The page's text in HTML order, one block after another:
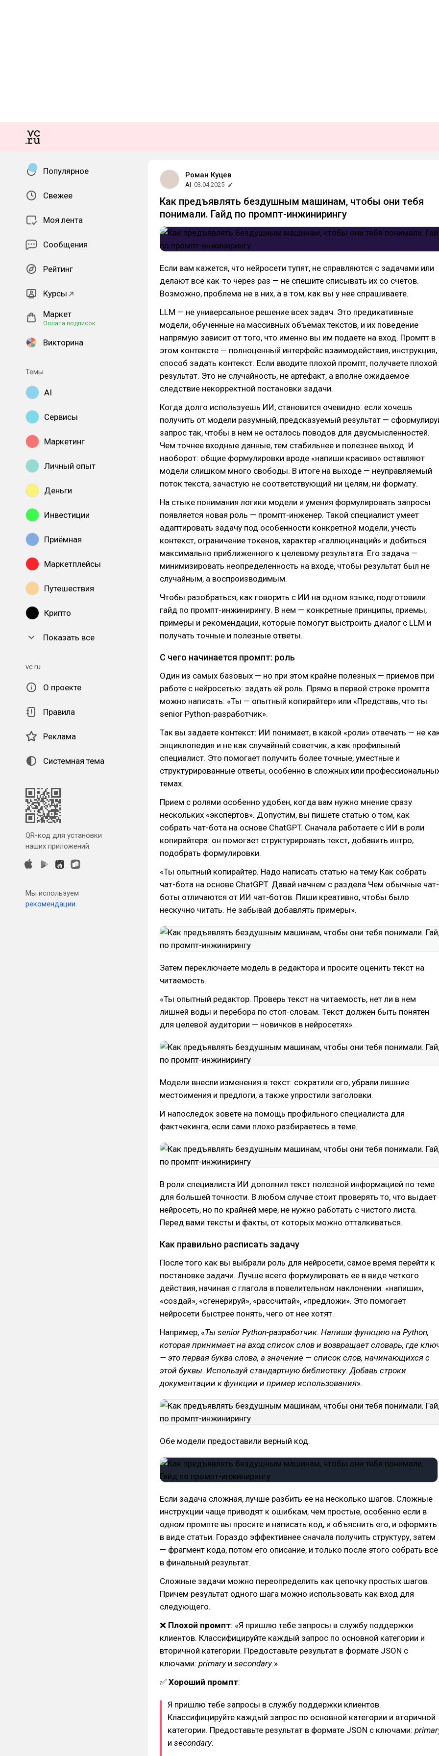
Популярное
Свежее
Моя лента
Сообщения
Рейтинг
Курсы
Маркет
Оплата подписок
Викторина
Темы
AI
Сервисы
Маркетинг
Личный опыт
Деньги
Инвестиции
Приёмная
Маркетплейсы
Путешествия
Крипто
Показать все
vc.ru
О проекте
Правила
Реклама
Системная тема
QR-код для установки
наших приложений.
Мы используем
рекомендации.
Роман Куцев
AI 03.04.2025
Как предъявлять бездушным машинам, чтобы они тебя
понимали. Гайд по промпт-инжинирингу
Если вам кажется, что нейросети тупят, не справляются с задачами или
делают все как-то через раз — не спешите списывать их со счетов.
Возможно, проблема не в них, а в том, как вы у нее спрашиваете.
LLM — не универсальное решение всех задач. Это предикативные
модели, обученные на массивных объемах текстов, и их поведение
напрямую зависит от того, что именно вы им подаете на вход. Промпт в
этом контексте — полноценный интерфейс взаимодействия, инструкция,
способ задать контекст. Если вводите плохой промпт, получаете плохой
результат. Это не случайность, не артефакт, а вполне ожидаемое
следствие некорректной постановки задачи.
Когда долго используешь ИИ, становится очевидно: если хочешь
получить от модели разумный, предсказуемый результат —
запрос так, чтобы в нем не осталось поводов для двусмысленностей.
Чем точнее входные данные, тем стабильнее и полезнее выход. И
наоборот: общие формулировки вроде «напиши красиво» оставляют
модели слишком много свободы. В итоге на выходе — неуправляемый
поток текста, зачастую не соответствующий ни целям, ни формату.
На стыке понимания логики модели и умения формулировать запросы
появляется новая роль — промпт-инженер. Такой специалист умеет
адаптировать задачу под особенности конкретной модели, учесть
контекст, ограничение токенов, характер «галлюцинаций» и добиться
максимально приближенного к целевому результата. Его задача —
минимизировать неопределенность на входе, чтобы результат был не
случайным, а воспроизводимым.
Чтобы разобраться, как говорить с ИИ на одном языке, подготовили
гайд по промпт-инжинирингу. В нем — конкретные принципы, приемы,
примеры и рекомендации, которые помогут выстроить диалог с LLM и
получать точные и полезные ответы.
С чего начинается промпт: роль
Один из самых базовых — но при этом крайне полезных — приемов при
работе с нейросетью: задать ей роль. Прямо в первой строке промпта
можно написать: «Ты — опытный копирайтер» или «Представь, что ты
senior Python-разработчик».
Так вы задаете контекст: ИИ понимает, в какой «роли» отвечать — не
энциклопедия и не как случайный советчик, а как профильный
специалист. Это помогает получить более точные, уместные и
структурированные ответы, особенно в сложных или
темах.
Прием с ролями особенно удобен, когда вам нужно мнение сразу
нескольких «экспертов». Допустим, вы пишете статью о том, как
собрать чат-бота на основе ChatGPT. Сначала работаете с ИИ в роли
копирайтера: он помогает структурировать текст, добавить интро,
подобрать формулировки.
«Ты опытный копирайтер. Надо написать статью на тему Как собрать
чат-бота на основе ChatGPT. Давай начнем с раздела Чем обычные чат-
боты отличаются от ИИ чат-ботов. Пиши креативно, чтобы было
нескучно читать. Не забывай добавлять примеры».
Затем переключаете модель в редактора и просите оценить текст на
читаемость.
«Ты опытный редактор. Проверь текст на читаемость, нет ли в нем
лишней воды и перебора по стоп-словам. Текст должен быть понятен
для целевой аудитории — новичков в нейросетях».
Модели внесли изменения в текст: сократили его, убрали лишние
местоимения и предлоги, а также упростили заголовки.
И напоследок зовете на помощь профильного специалиста для
фактчекинга, если сами плохо разбираетесь в теме.
В роли специалиста ИИ дополнил текст полезной информацией по теме
для большей точности. В любом случае стоит проверять то, что выдает
нейросеть, но по крайней мере, не нужно работать с чистого листа.
Перед вами тексты и факты, от которых можно отталкиваться.
Как правильно расписать задачу
После того как вы выбрали роль для нейросети, самое время перейти к
постановке задачи. Лучше всего формулировать ее в виде четкого
действия, начиная с глагола в повелительном наклонении: «напиши»,
«создай», «сгенерируй», «рассчитай», «предложи». Это помогает
нейросети быстрее понять, чего от нее хотят.
Например, «Ты senior Python-разработчик. Напиши функцию на Python,
которая принимает на вход список слов и возвращает словарь, где
— это первая буква слова, а значение — список слов, начинающихся с
этой буквы. Используй стандартную библиотеку. Добавь строки
документации к функции и пример использования».
Обе модели предоставили верный код.
Если задача сложная, лучше разбить ее на несколько шагов. Сложные
инструкции чаще приводят к ошибкам, чем простые, особенно если в
одном промпте вы просите и написать код, и объяснить его, и оформить
в виде статьи. Гораздо эффективнее сначала получить структуру, затем
— фрагмент кода, потом его описание, и только после этого собрать всё
в финальный результат.
Сложные задачи можно переопределить как цепочку простых шагов.
Причем результат одного шага можно использовать как вход для
следующего.
❌ Плохой промпт: «Я пришлю тебе запросы в службу поддержки
клиентов. Классифицируйте каждый запрос по основной категории и
вторичной категории. Предоставьте результат в формате JSON с
ключами: primaryи secondary.»
✅ Хороший промпт:
Я пришлю тебе запросы в службу поддержки клиентов.
Классифицируйте каждый запрос по основной категории и вторичной
категории. Предоставьте результат в формате JSON с ключами:
и secondary.